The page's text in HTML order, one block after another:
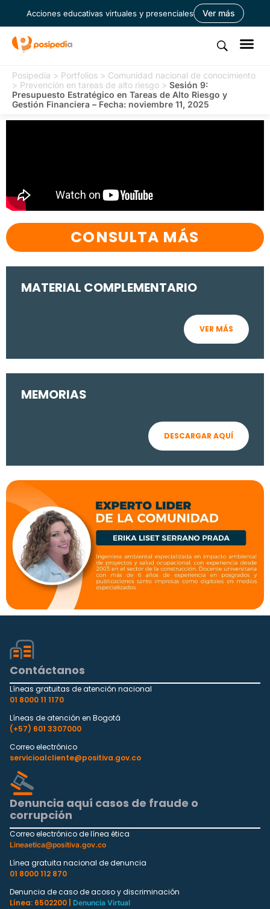
Acciones educativas virtuales y presenciales Ver más
Posipedia > Portfolios > Comunidad nacional de conocimiento
> Prevención en tareas de alto riesgo > Sesión 9:
Presupuesto Estratégico en Tareas de Alto Riesgo y
Gestión Financiera – Fecha: noviembre 11, 2025
CONSULTA MÁS
MATERIAL COMPLEMENTARIO
VER MÁS
MEMORIAS
DESCARGAR AQUÍ
Contáctanos
Líneas gratuitas de atención nacional
01 8000 11 1170
Líneas de atención en Bogotá
(+57) 601 3307000
Correo electrónico
servicioalcliente@positiva.gov.co
Denuncia aquí casos de fraude o
corrupción
Correo electrónico de línea ética
Lineaetica@positiva.gov.co
Línea gratuita nacional de denuncia
01 8000 112 870
Denuncia de caso de acoso y discriminación
Línea: 6502200 |
Denuncia Virtual